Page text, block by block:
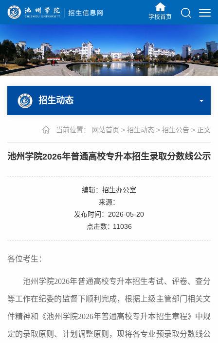
学校首页
招生动态
当前位置： 网站首页 > 招生动态 > 招生公告 > 正文
池州学院2026年普通高校专升本招生录取分数线公示
编辑：招生办公室
来源：
发布时间：2026-05-20
点击数：11036
各位考生：
池州学院2026年普通高校专升本招生考试、评卷、查分
等工作在纪委的监督下顺利完成，根据上级主管部门相关文
件精神和《池州学院2026年普通高校专升本招生章程》中规
定的录取原则、计划调整原则，现将各专业预录取分数线公